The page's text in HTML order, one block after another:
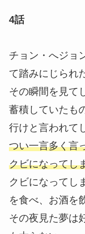
4話
チョン・へジョ
て踏みにじられ
その瞬間を見て
蓄積していたも
行けと言われて
つい一言多く言
クビになってし
クビになってし
を食べ、お酒を
その夜見た夢は